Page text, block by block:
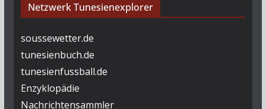
Netzwerk Tunesienexplorer
soussewetter.de
tunesienbuch.de
tunesienfussball.de
Enzyklopädie
Nachrichtensammler